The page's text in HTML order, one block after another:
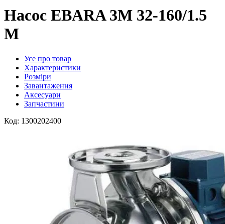
Насос EBARA 3M 32-160/1.5
M
Усе про товар
Характеристики
Розміри
Завантаження
Аксесуари
Запчастини
Код: 1300202400